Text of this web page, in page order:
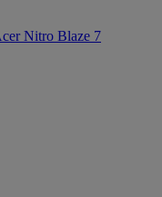
Nitro Blaze 7